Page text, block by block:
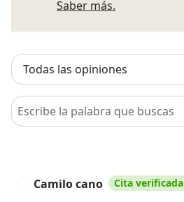
Saber más.
Busca en opiniones
Camilo cano Cita verificada